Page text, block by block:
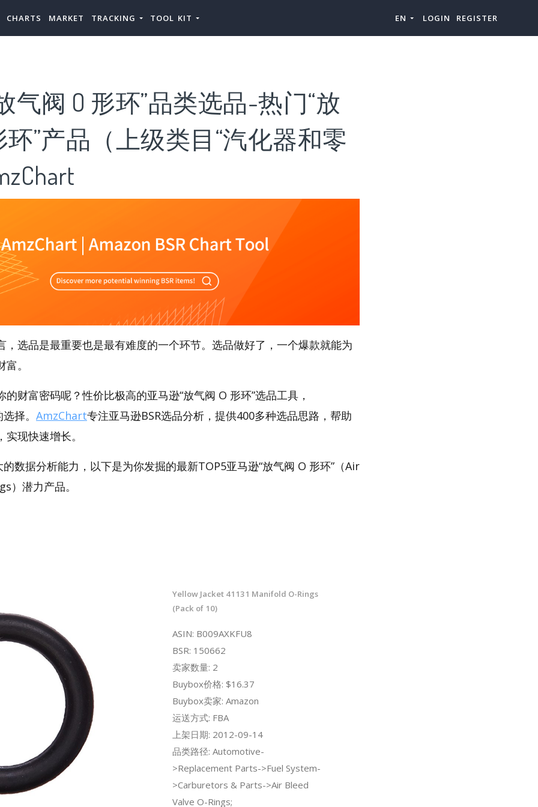
CHARTS MARKET TRACKING TOOL KIT EN LOGIN REGISTER
气阀 O 形环”品类选品-热门“放
环”产品（上级类目“汽化器和零
，选品是最重要也是最有难度的一个环节。选品做好了，一个爆款就能为
。
财富密码呢？性价比极高的亚马逊“放气阀 O 形环”选品工具，
择。 AmzChart专注亚马逊BSR选品分析，提供400多种选品思路，帮助
现快速增长。
数据分析能力，以下是为你发掘的最新TOP5亚马逊“放气阀 O 形环”（Air
）潜力产品。
Yellow Jacket 41131 Manifold O-Rings
(Pack of 10)
ASIN: B009AXKFU8
BSR: 150662
卖家数量: 2
Buybox价格: $16.37
Buybox卖家: Amazon
运送方式: FBA
上架日期: 2012-09-14
品类路径: Automotive-
>Replacement Parts->Fuel System-
>Carburetors & Parts->Air Bleed
Valve O-Rings;